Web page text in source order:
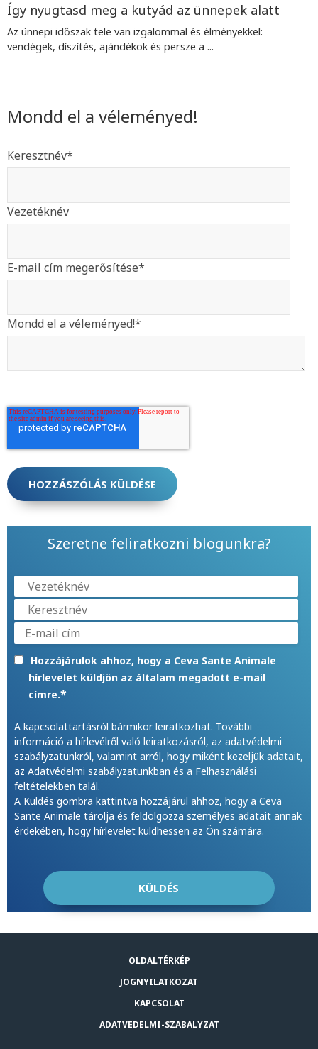
Így nyugtasd meg a kutyád az ünnepek alatt
Az ünnepi időszak tele van izgalommal és élményekkel:
vendégek, díszítés, ajándékok és persze a ...
Mondd el a véleményed!
Keresztnév*
Vezetéknév
E-mail cím megerősítése*
Mondd el a véleményed!*
Szeretne feliratkozni blogunkra?
Hozzájárulok ahhoz, hogy a Ceva Sante Animale
hírlevelet küldjön az általam megadott e-mail
címre.*
A kapcsolattartásról bármikor leiratkozhat. További
információ a hírlevélről való leiratkozásról, az adatvédelmi
szabályzatunkról, valamint arról, hogy miként kezeljük adatait,
az Adatvédelmi szabályzatunkban és a Felhasználási
feltételekben talál.
A Küldés gombra kattintva hozzájárul ahhoz, hogy a Ceva
Sante Animale tárolja és feldolgozza személyes adatait annak
érdekében, hogy hírlevelet küldhessen az Ön számára.
OLDALTÉRKÉP
JOGNYILATKOZAT
KAPCSOLAT
ADATVEDELMI-SZABALYZAT